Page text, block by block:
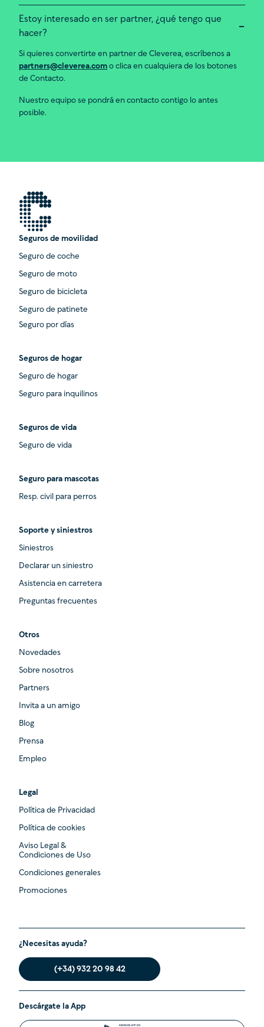
Estoy interesado en ser partner, ¿qué tengo que
hacer?
Si quieres convertirte en partner de Cleverea, escríbenos a
partners@cleverea.com o clica en cualquiera de los botones
de Contacto.
Nuestro equipo se pondrá en contacto contigo lo antes
posible.
Seguros de movilidad
Seguro de coche
Seguro de moto
Seguro de bicicleta
Seguro de patinete
Seguro por días
Seguros de hogar
Seguro de hogar
Seguro para inquilinos
Seguros de vida
Seguro de vida
Seguro para mascotas
Resp. civil para perros
Soporte y siniestros
Siniestros
Declarar un siniestro
Asistencia en carretera
Preguntas frecuentes
Otros
Novedades
Sobre nosotros
Partners
Invita a un amigo
Blog
Prensa
Empleo
Legal
Política de Privacidad
Política de cookies
Aviso Legal &
Condiciones de Uso
Condiciones generales
Promociones
¿Necesitas ayuda?
(+34) 932 20 98 42
Descárgate la App